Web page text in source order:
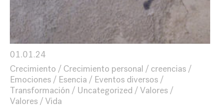
01.01.24
Crecimiento
Crecimiento personal
creencias
Emociones
Esencia
Eventos diversos
Transformación
Uncategorized
Valores
Valores
Vida